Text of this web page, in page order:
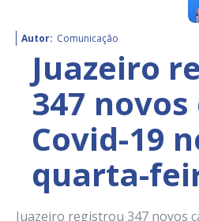
Autor: Comunicação
Juazeiro
347
Covid-19
quarta-
Juazeiro registrou 347 novos